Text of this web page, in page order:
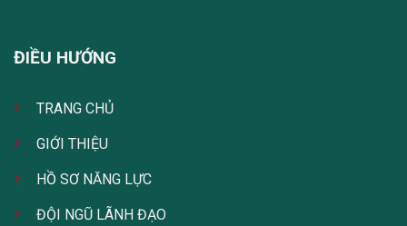
ĐIỀU HƯỚNG
TRANG CHỦ
GIỚI THIỆU
HỒ SƠ NĂNG LỰC
ĐỘI NGŨ LÃNH ĐẠO